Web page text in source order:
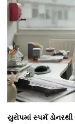
યુરોપમાં સ્પર્મ